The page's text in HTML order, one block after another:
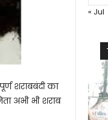
शराबबंदी का
अभी भी शराब
« Jul